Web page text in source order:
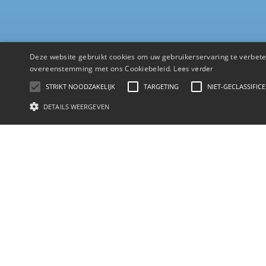
Deze website gebruikt cookies om uw gebruikerservaring te
overeenstemming met ons Cookiebeleid. Lees verder
STRIKT NOODZAKELIJK TARGETING NIET-
DETAILS WEERGEVEN